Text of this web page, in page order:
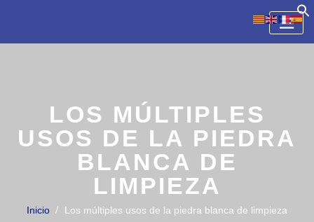
content
LOS MÚLTIPLES
USOS DE LA PIEDRA
BLANCA DE
LIMPIEZA
Inicio Los múltiples usos de la piedra blanca de limpieza